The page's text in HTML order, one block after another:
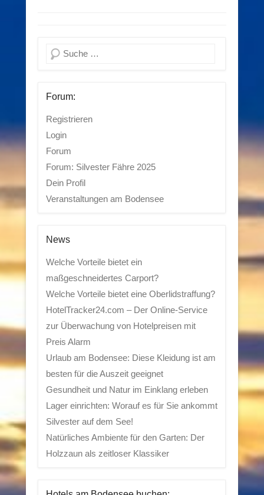
Suchen
Forum:
Registrieren
Login
Forum
Forum: Silvester Fähre 2025
Dein Profil
Veranstaltungen am Bodensee
News
Welche Vorteile bietet ein
maßgeschneidertes Carport?
Welche Vorteile bietet eine Oberlidstraffung?
HotelTracker24.com – Der Online-Service
zur Überwachung von Hotelpreisen mit
Preis Alarm
Urlaub am Bodensee: Diese Kleidung ist am
besten für die Auszeit geeignet
Gesundheit und Natur im Einklang erleben
Lager einrichten: Worauf es für Sie ankommt
Silvester auf dem See!
Natürliches Ambiente für den Garten: Der
Holzzaun als zeitloser Klassiker